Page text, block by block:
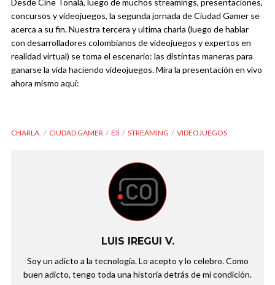
Desde Cine Tonalá, luego de muchos streamings, presentaciones,
concursos y videojuegos, la segunda jornada de Ciudad Gamer se
acerca a su fin. Nuestra tercera y ultima charla (luego de hablar
con desarrolladores colombianos de videojuegos y expertos en
realidad virtual) se toma el escenario: las distintas maneras para
ganarse la vida haciendo videojuegos. Mira la presentación en vivo
ahora mismo aquí:
CHARLA. CIUDAD GAMER E3 STREAMING VIDEOJUEGOS
LUIS IREGUI V.
Soy un adicto a la tecnología. Lo acepto y lo celebro. Como
buen adicto, tengo toda una historia detrás de mi condición.